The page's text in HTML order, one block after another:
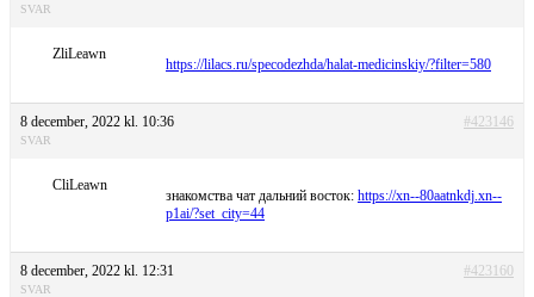
SVAR
ZliLeawn
https://lilacs.ru/specodezhda/halat-medicinskiy/?filter=580
8 december, 2022 kl. 10:36 #423146
SVAR
CliLeawn
знакомства чат дальний восток: https://xn--80aatnkdj.xn--
p1ai/?set_city=44
8 december, 2022 kl. 12:31 #423160
SVAR